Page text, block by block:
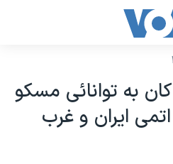
به توانائی مسکو
ايران و غرب